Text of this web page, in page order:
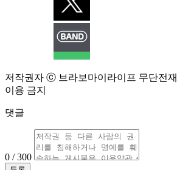
저작권자 ⓒ 브라보마이라이프 무단전재
이용 금지
댓글
0 / 300